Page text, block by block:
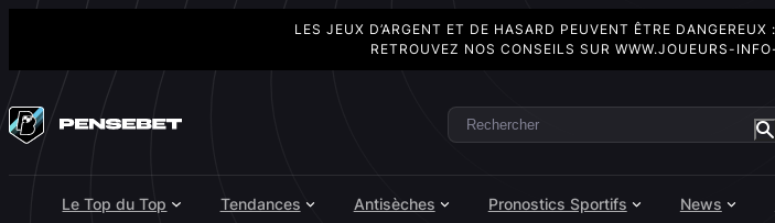
LES JEUX D’ARGENT ET DE HASARD PEUVENT ÊTRE
RETROUVEZ NOS CONSEILS SUR WWW.JOUEURS-
au
contenu
Rechercher
Le Top du Top Tendances Antisèches Pronostics Sportifs News